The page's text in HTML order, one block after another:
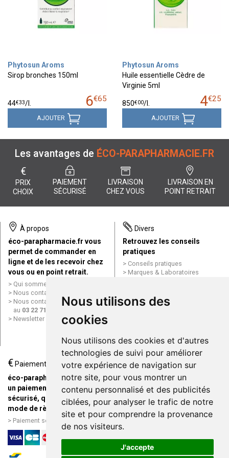
Nous utilisons des
cookies
Nous utilisons des cookies et d'autres
technologies de suivi pour améliorer
votre expérience de navigation sur
notre site, pour vous montrer un
contenu personnalisé et des publicités
ciblées, pour analyser le trafic de notre
site et pour comprendre la provenance
de nos visiteurs.
J'accepte
Phytosun Aroms
Sirop bronches 150ml
6€65
44€33/
AJOUTER
Phytosun Aroms
Huile essentielle Cèdre de
Virginie 5ml
4€25
850€00/
AJOUTER
Les avantages de ÉCO-PARAPHARMACIE.FR
€
PRIX
CHOIX
PAIEMENT
SÉCURISÉ
LIVRAISON
CHEZ VOUS
LIVRAISON EN
POINT RETRAIT
À propos
éco-parapharmacie.fr vous
permet de commander en
ligne et de les recevoir chez
vous ou en point retrait.
Qui sommes nous ?
Nous contacter par e-mail
Nous contacter par téléphone
au 03 22 71 64 10
Newsletter
Divers
Retrouvez les conseils
pratiques
Conseils pratiques
Marques & Laboratoires
Mentions légales
Données personnelles
ligne
€ Paiement
éco-parapharmacie.fr offre
un paiement entièrement
sécurisé, quel que soit le
mode de règlement
Paiement sécurisé et simple
Livraison / Point retrait
Commandez en ligne et
recevez votre commande
rapidement chez vous ou en
point retrait
Livraison chez vous ou en